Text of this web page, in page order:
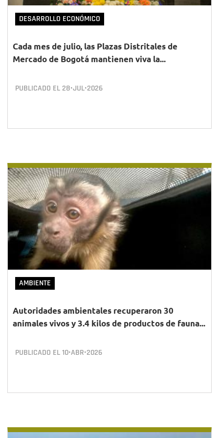
DESARROLLO ECONÓMICO
Cada mes de julio, las Plazas Distritales de
Mercado de Bogotá mantienen viva la...
PUBLICADO EL 28•JUL•2026
AMBIENTE
Autoridades ambientales recuperaron 30
animales vivos y 3.4 kilos de productos de fauna...
PUBLICADO EL10•ABR•2026